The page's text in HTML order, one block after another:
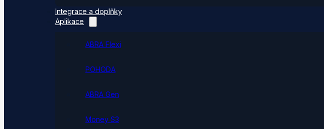
Integrace a doplňky
Aplikace
ABRA Flexi
POHODA
ABRA Gen
Money S3